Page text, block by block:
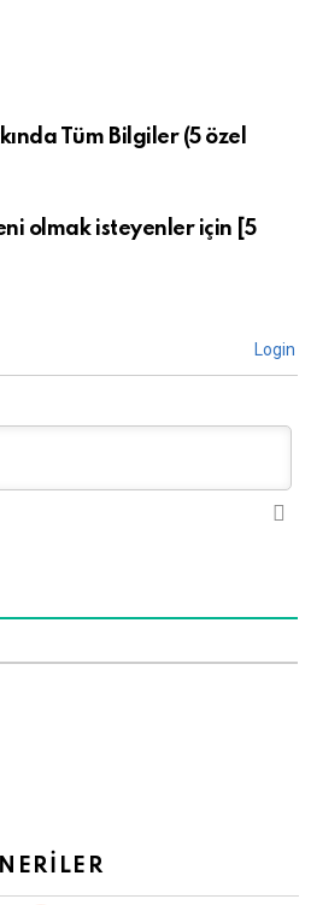
Tüm Bilgiler (5 özel
olmak isteyenler için [5
Login